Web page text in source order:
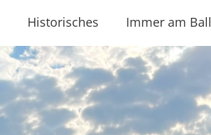
Historisches Immer am Ball